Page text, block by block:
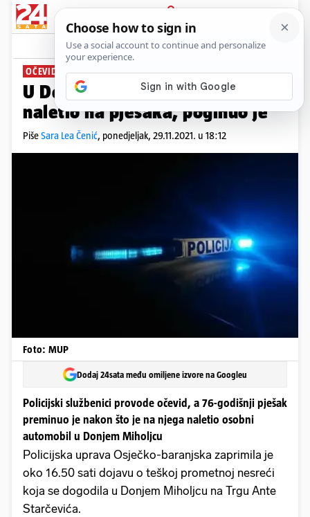
PRIJAVA
News Komentari
OČEVID U TIJEKU
U Donjem Miholjcu autom
naletio na pješaka, poginuo je
PišeSara Lea Čenić, ponedjeljak, 29.11.2021. u 18:12
Foto: MUP
Dodaj 24sata među omiljene izvore na Googleu
Policijski službenici provode očevid, a 76-godišnji pješak
preminuo je nakon što je na njega naletio osobni
automobil u Donjem Miholjcu
Policijska uprava Osječko-baranjska zaprimila je
oko 16.50 sati dojavu o teškoj prometnoj nesreći
koja se dogodila u Donjem Miholjcu na Trgu Ante
Starčevića.